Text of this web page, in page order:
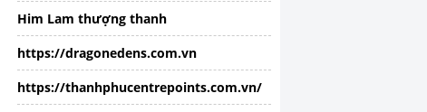
Him Lam thượng thanh
https://dragonedens.com.vn
https://thanhphucentrepoints.com.vn/